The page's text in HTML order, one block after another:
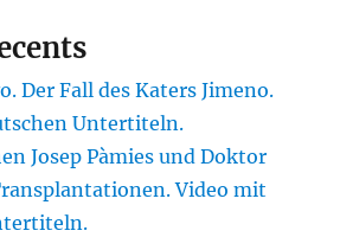
Der Fall des Katers Jimeno.
Untertiteln.
Josep Pàmies und Doktor
Video mit